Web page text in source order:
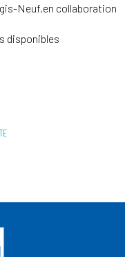
Neuf,en collaboration
disponibles